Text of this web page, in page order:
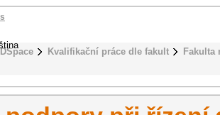
Kvalifikační práce dle fakult
Fakulta